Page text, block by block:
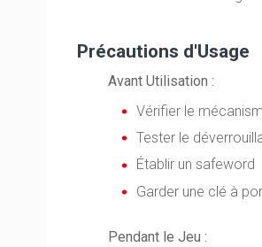
Précautions d'Usage
Avant Utilisation :
Vérifier le
Tester le
Établir un safeword
Garder une clé à
Pendant le Jeu :